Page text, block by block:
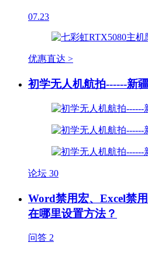
07.23
优惠直达 >
初学无人机航拍------新
论坛 30
Word禁用宏、Excel禁
在哪里设置方法？
问答 2